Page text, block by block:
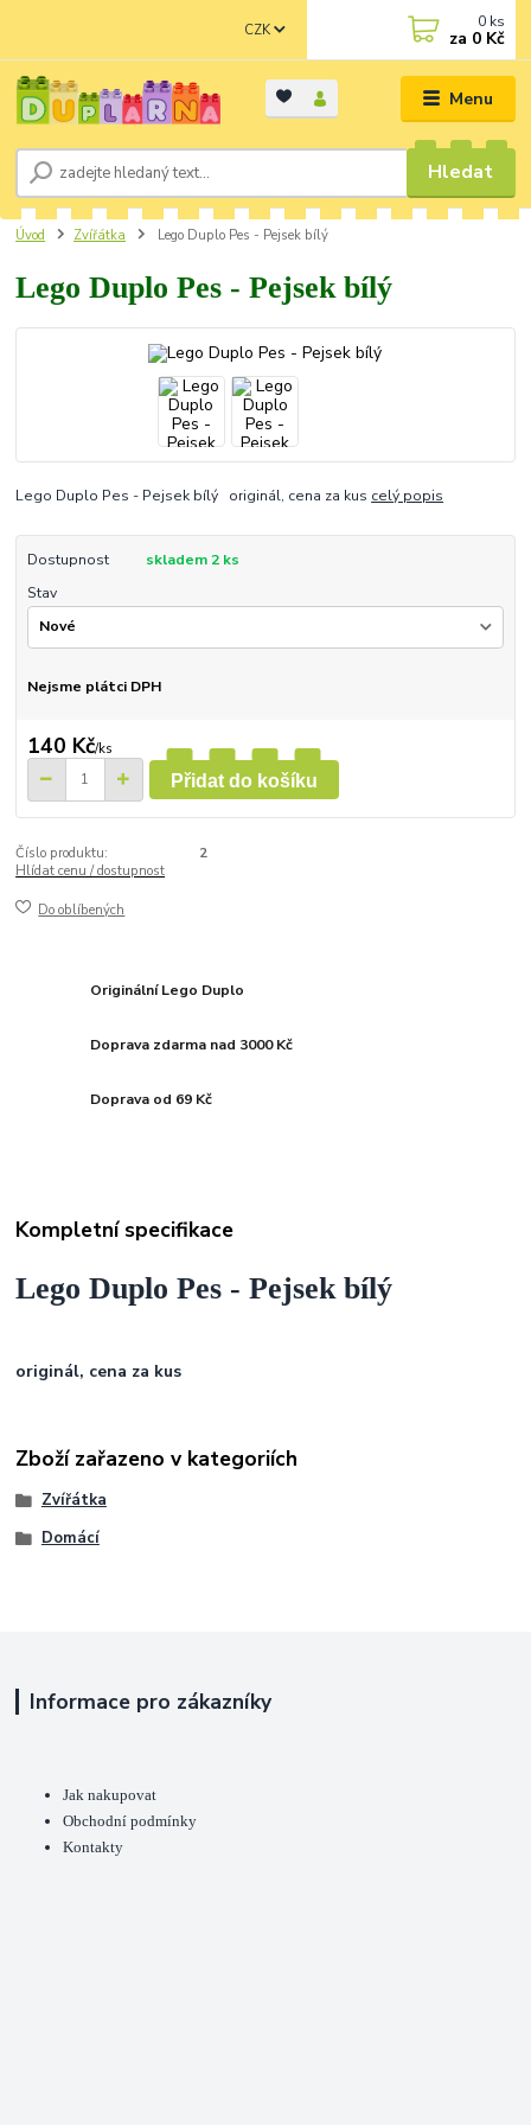
Menu
CZK
Hledat
0 ks
za 0 Kč
Úvod Zvířátka Lego Duplo Pes - Pejsek bílý
Lego Duplo Pes - Pejsek bílý
Lego Duplo Pes - Pejsek bílý originál, cena za kus celý popis
Dostupnost
skladem 2 ks
Stav
Nejsme plátci DPH
140 Kč/ks
Přidat do košíku
Číslo produktu:
2
Hlídat cenu / dostupnost
Do oblíbených
Originální Lego Duplo
Doprava zdarma nad 3000 Kč
Doprava od 69 Kč
Kompletní specifikace
Lego Duplo Pes - Pejsek bílý
originál, cena za kus
Zboží zařazeno v kategoriích
Zvířátka
Domácí
Informace pro zákazníky
Jak nakupovat
Obchodní podmínky
Kontakty